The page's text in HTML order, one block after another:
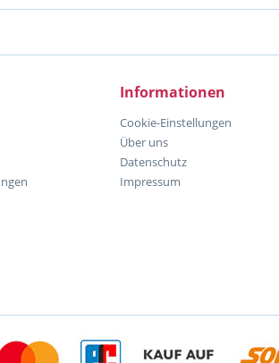
Informationen
Cookie-Einstellungen
Über uns
Datenschutz
Impressum